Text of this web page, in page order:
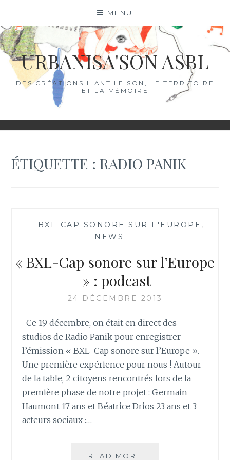
content
MENU
URBANISA'SON ASBL
DES CRÉATIONS LIANT LE SON, LE TERRITOIRE
ET LA MÉMOIRE
ÉTIQUETTE :RADIO PANIK
— BXL-CAP SONORE SUR L'EUROPE ,
NEWS —
« BXL-Cap sonore sur l’Europe
» : podcast
24 DÉCEMBRE 2013
Ce 19 décembre, on était en direct des
studios de Radio Panik pour enregistrer
l’émission « BXL-Cap sonore sur l’Europe ».
Une première expérience pour nous ! Autour
de la table, 2 citoyens rencontrés lors de la
première phase de notre projet : Germain
Haumont 17 ans et Béatrice Drios 23 ans et 3
acteurs sociaux :…
READ MORE